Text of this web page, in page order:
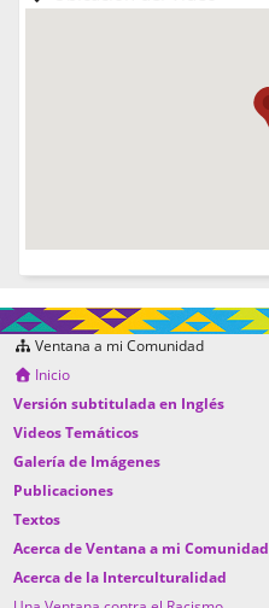
Ventana a mi Comunidad
Inicio
Versión subtitulada en Inglés
Videos Temáticos
Galería de Imágenes
Publicaciones
Textos
Acerca de Ventana a mi Comunidad
Acerca de la Interculturalidad